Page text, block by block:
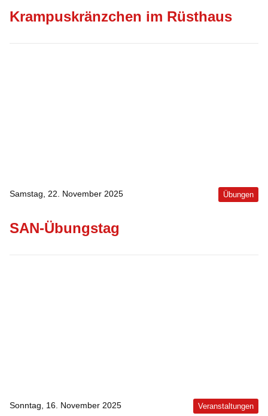
Krampuskränzchen im Rüsthaus
Samstag, 22. November 2025 Übungen
SAN-Übungstag
Sonntag, 16. November 2025 Veranstaltungen